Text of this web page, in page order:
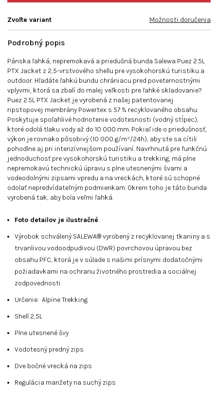
Zvoľte variant Možnosti doručenia
Podrobný popis
Pánska ľahká, nepremokavá a priedušná bunda Salewa Puez 2.5L
PTX Jacket z 2,5-vrstvového shellu pre vysokohorskú turistiku a
outdoor. Hľadáte ľahkú bundu chrániacu pred poveternostnými
vplyvmi, ktorá sa zbalí do malej veľkosti pre ľahké skladovanie?
Puez 2.5L PTX Jacket je vyrobená z našej patentovanej
ripstopovej membrány Powertex s 57 % recyklovaného obsahu.
Poskytuje spoľahlivé hodnotenie vodotesnosti (vodný stĺpec),
ktoré odolá tlaku vody až do 10 000 mm. Pokiaľ ide o priedušnosť,
výkon je rovnako pôsobivý (10 000 g/m²/24h), aby ste sa cítili
pohodlne aj pri intenzívnejšom používaní. Navrhnutá pre funkčnú
jednoduchosť pre vysokohorskú turistiku a trekking, má plne
nepremokavú technickú úpravu s plne utesnenými švami a
vodeodolnými zipsami vpredu a na vreckách, ktoré sú schopné
odolať nepredvídateľným podmienkam. Okrem toho je táto bunda
vyrobená tak, aby bola veľmi ľahká.
Foto detailov je ilustračné
Výrobok schválený SALEWA® vyrobený z recyklovanej tkaniny a s
trvanlivou vodoodpudivou (DWR) povrchovou úpravou bez
obsahu PFC, ktorá je v súlade s našimi prísnymi dodatočnými
požiadavkami na ochranu životného prostredia a sociálnej
zodpovednosti
Určenie: Alpine Trekking
Shell 2,5L
Plne utesnené švy
Vodotesný predný zips
Dve bočné vrecká na zips
Regulácia manžety na suchý zips